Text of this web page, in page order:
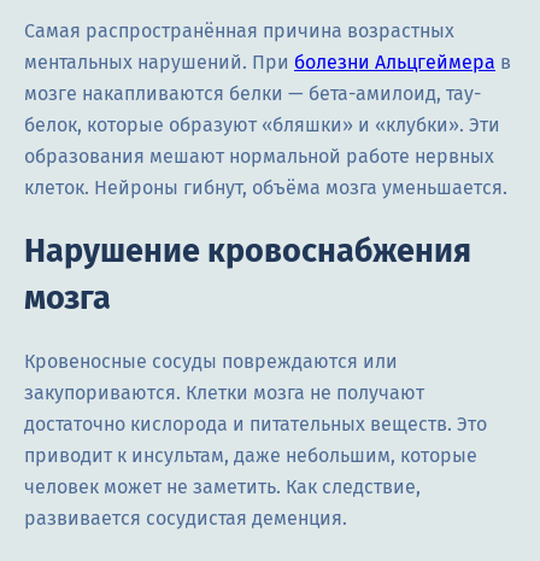
Самая распространённая причина возрастных
ментальных нарушений. При болезни Альцгеймера в
мозге накапливаются белки — бета-амилоид, тау-
белок, которые образуют «бляшки» и «клубки». Эти
образования мешают нормальной работе нервных
клеток. Нейроны гибнут, объёма мозга уменьшается.
Нарушение кровоснабжения
мозга
Кровеносные сосуды повреждаются или
закупориваются. Клетки мозга не получают
достаточно кислорода и питательных веществ. Это
приводит к инсультам, даже небольшим, которые
человек может не заметить. Как следствие,
развивается сосудистая деменция.